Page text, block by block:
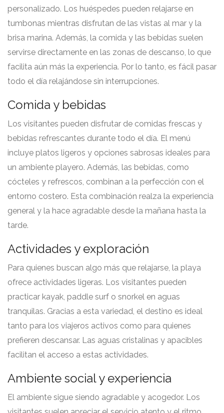
personalizado. Los huéspedes pueden relajarse en
tumbonas mientras disfrutan de las vistas al mar y la
brisa marina. Además, la comida y las bebidas suelen
servirse directamente en las zonas de descanso, lo que
facilita aún más la experiencia. Por lo tanto, es fácil pasar
todo el día relajándose sin interrupciones.
Comida y bebidas
Los visitantes pueden disfrutar de comidas frescas y
bebidas refrescantes durante todo el día. El menú
incluye platos ligeros y opciones sabrosas ideales para
un ambiente playero. Además, las bebidas, como
cócteles y refrescos, combinan a la perfección con el
entorno costero. Esta combinación realza la experiencia
general y la hace agradable desde la mañana hasta la
tarde.
Actividades y exploración
Para quienes buscan algo más que relajarse, la playa
ofrece actividades ligeras. Los visitantes pueden
practicar kayak, paddle surf o snorkel en aguas
tranquilas. Gracias a esta variedad, el destino es ideal
tanto para los viajeros activos como para quienes
prefieren descansar. Las aguas cristalinas y apacibles
facilitan el acceso a estas actividades.
Ambiente social y experiencia
El ambiente sigue siendo agradable y acogedor. Los